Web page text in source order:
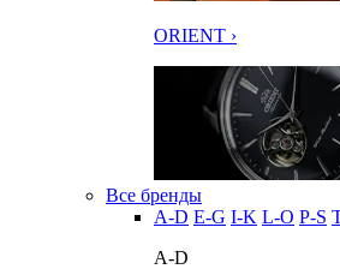
ORIENT ›
Все бренды
A-D E-G I-K L-O P-S
A-D